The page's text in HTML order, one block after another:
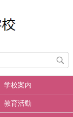
学校案内
教育活動